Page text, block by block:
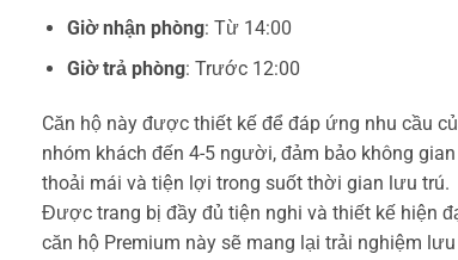
Giờ nhận phòng: Từ 14:00
Giờ trả phòng: Trước 12:00
Căn hộ này được thiết kế để đáp ứng nhu cầu
nhóm khách đến 4-5 người, đảm bảo không gian
thoải mái và tiện lợi trong suốt thời gian lưu trú.
Được trang bị đầy đủ tiện nghi và thiết kế hiện
căn hộ Premium này sẽ mang lại trải nghiệm